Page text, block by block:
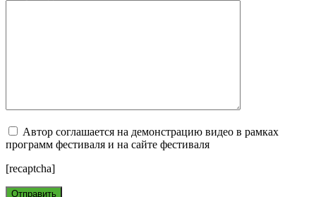
Автор соглашается на демонстрацию видео в рамках
программ фестиваля и на сайте фестиваля
[recaptcha]